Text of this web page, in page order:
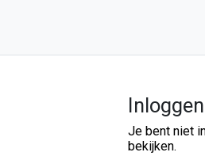
Inloggen
Je bent niet
bekijken.